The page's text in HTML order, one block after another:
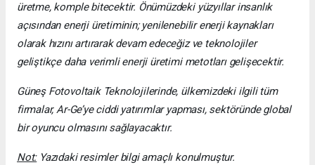
üretme, komple bitecektir. Önümüzdeki yüzyıllar insanlık
açısından enerji üretiminin; yenilenebilir enerji kaynakları
olarak hızını artırarak devam edeceğiz ve teknolojiler
geliştikçe daha verimli enerji üretimi metotları gelişecektir.
Güneş Fotovoltaik Teknolojilerinde, ülkemizdeki ilgili tüm
firmalar, Ar-Ge’ye ciddi yatırımlar yapması, sektöründe global
bir oyuncu olmasını sağlayacaktır.
Not:Yazıdaki resimler bilgi amaçlı konulmuştur.